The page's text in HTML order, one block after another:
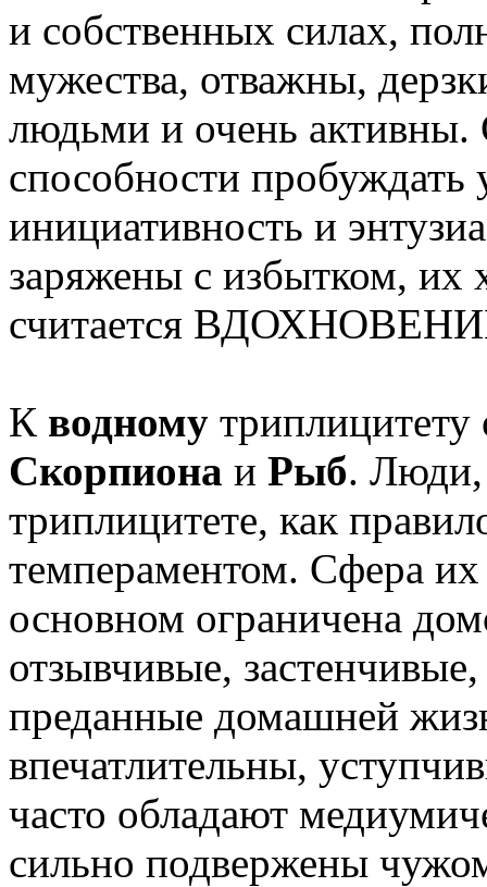
и собственных силах,
мужества, отважны,
людьми и очень активны.
способности
инициативность и
заряжены с избытком, их
считается
К водному триплицитету
Скорпиона и Рыб. Люди,
триплицитете, как
темпераментом. Сфера
основном ограничена
отзывчивые,
преданные домашней
впечатлительны,
часто обладают
сильно подвержены